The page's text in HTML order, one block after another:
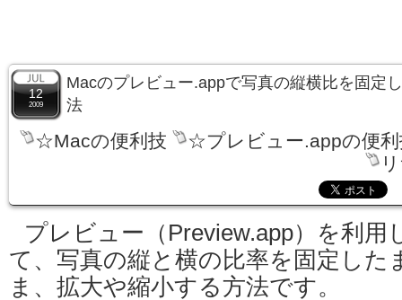
12
2009
Macのプレビュー.appで写真の縦横比を固定
法
☆Macの便利技
☆プレビュー.appの便利
プレビュー（Preview.app）を利用
て、写真の縦と横の比率を固定した
ま、拡大や縮小する方法です。